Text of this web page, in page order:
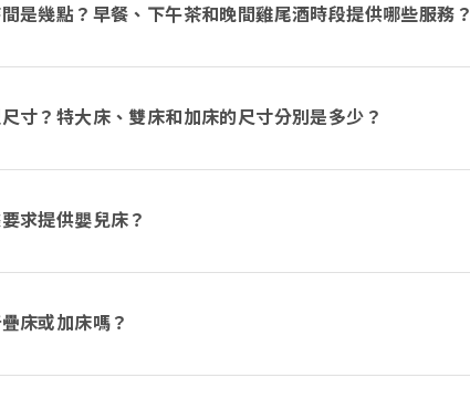
是幾點？早餐、下午茶和晚間雞尾酒時段提供哪些服務？
寸？特大床、雙床和加床的尺寸分別是多少？
求提供嬰兒床？
床或加床嗎？